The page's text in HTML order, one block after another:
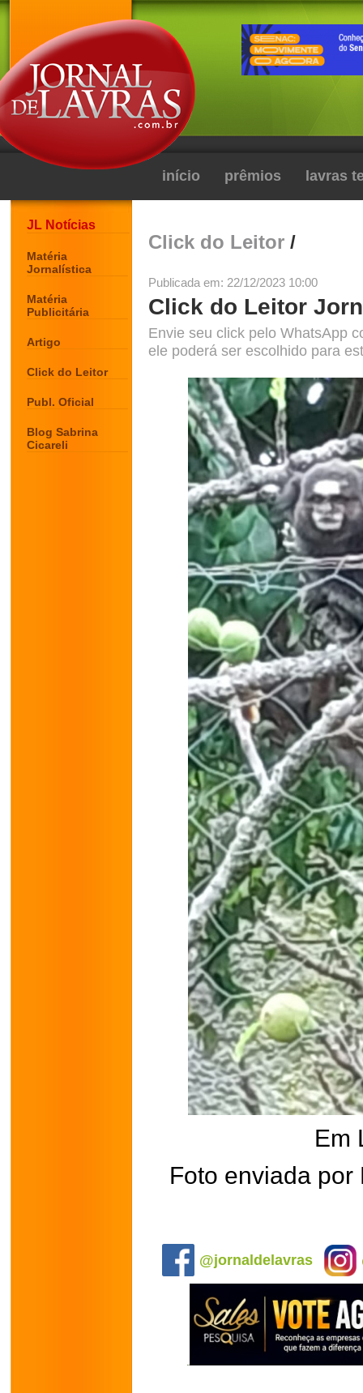
início prêmios lavras
JL Notícias
Matéria
Jornalística
Matéria
Publicitária
Artigo
Click do Leitor
Publ. Oficial
Blog Sabrina
Cicareli
Click do Leitor /
Publicada em: 22/12/2023 10:00
Click do Leitor
Envie seu click pelo WhatsApp
ele poderá ser escolhido para
Em
Foto enviada
@jornaldelavras